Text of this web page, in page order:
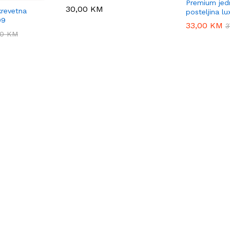
KM
KM
30,00 KM
30,00 KM
Premium
posteljina
33,00 KM
33,00 KM